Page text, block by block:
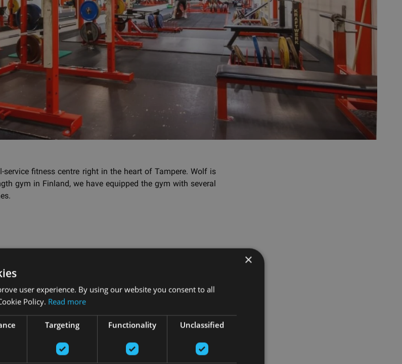
fitness centre right in the heart of Tampere. Wolf is
gym in Finland, we have equipped the gym with several
×
user experience. By using our website you consent to all
Policy. Read more
Targeting Functionality Unclassified